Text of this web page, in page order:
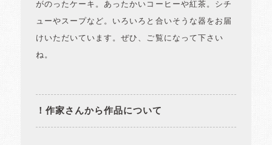
がのったケーキ。あったかいコーヒーや紅茶。シチ
ューやスープなど。いろいろと合いそうな器をお届
けいただいています。ぜひ、ご覧になって下さい
ね。
！作家さんから作品について